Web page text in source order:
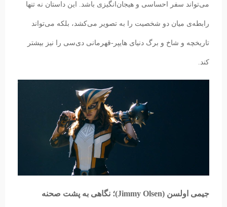
می‌تواند سفر احساسی و هیجان‌انگیزی باشد. این داستان نه تنها
رابطه‌ی میان دو شخصیت را به تصویر می‌کشد، بلکه می‌تواند
تاریخچه و شاخ و برگ دنیای هایپر-قهرمانی دی‌سی را نیز بیشتر
کند.
جیمی اولسن (Jimmy Olsen)؛ نگاهی به پشت صحنه